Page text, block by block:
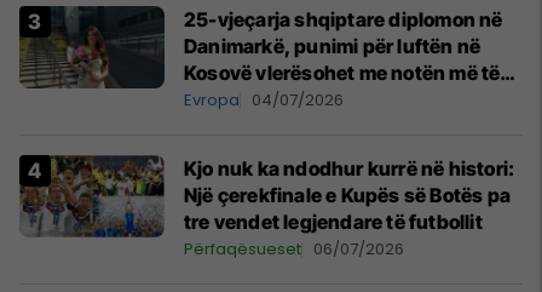
25-vjeçarja shqiptare diplomon në
Danimarkë, punimi për luftën në
Kosovë vlerësohet me notën më të
lartë
Evropa 04/07/2026
Kjo nuk ka ndodhur kurrë në histori:
Një çerekfinale e Kupës së Botës pa
tre vendet legjendare të futbollit
Përfaqësueset 06/07/2026